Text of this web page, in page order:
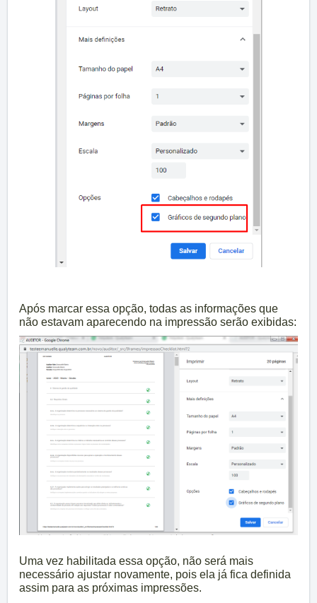
Após marcar essa opção, todas as informações que
não estavam aparecendo na impressão serão exibidas:
Uma vez habilitada essa opção, não será mais
necessário ajustar novamente, pois ela já fica definida
assim para as próximas impressões.